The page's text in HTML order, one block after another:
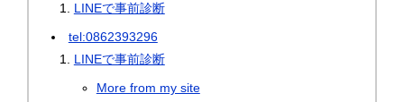
LINEで事前診断
tel:0862393296
LINEで事前診断
More from my site